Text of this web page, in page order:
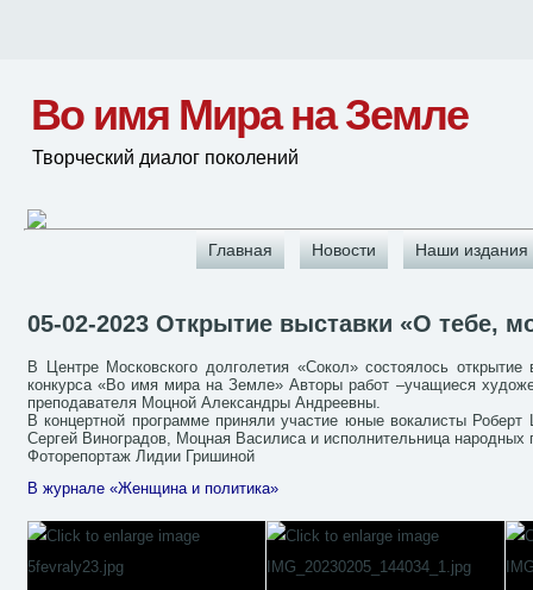
Во имя Мира на Земле
Творческий диалог поколений
Главная Новости Наши издания
05-02-2023 Открытие выставки «О тебе,
В Центре Московского долголетия «Сокол» состоялось
конкурса «Во имя мира на Земле» Авторы работ –учащиеся
преподавателя Моцной Александры Андреевны.
В концертной программе приняли участие юные вокалисты
Сергей Виноградов, Моцная Василиса и исполнительница народных
Фоторепортаж Лидии Гришиной
В журнале «Женщина и политика»